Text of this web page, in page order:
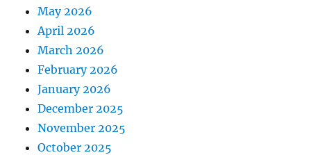
May 2026
April 2026
March 2026
February 2026
January 2026
December 2025
November 2025
October 2025